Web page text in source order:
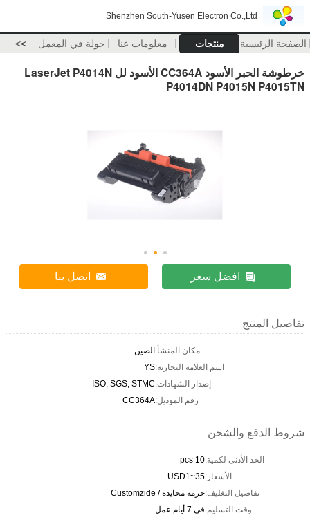
Shenzhen South-Yusen Electron Co.,Ltd
الصفحة الرئيسية منتجات معلومات عنا جولة في المعمل >>
خرطوشة الحبر الأسود CC364A الأسود لل LaserJet P4014N
P4014DN P4015N P4015TN
افضل سعر اتصل بنا
تفاصيل المنتج
مكان المنشأ:الصين
اسم العلامة التجارية:YS
إصدار الشهادات:ISO, SGS, STMC
رقم الموديل:CC364A
شروط الدفع والشحن
الحد الأدنى لكمية:10 pcs
الأسعار:USD1~35
تفاصيل التغليف:حزمة محايدة / Customzide
وقت التسليم:في 7 أيام عمل